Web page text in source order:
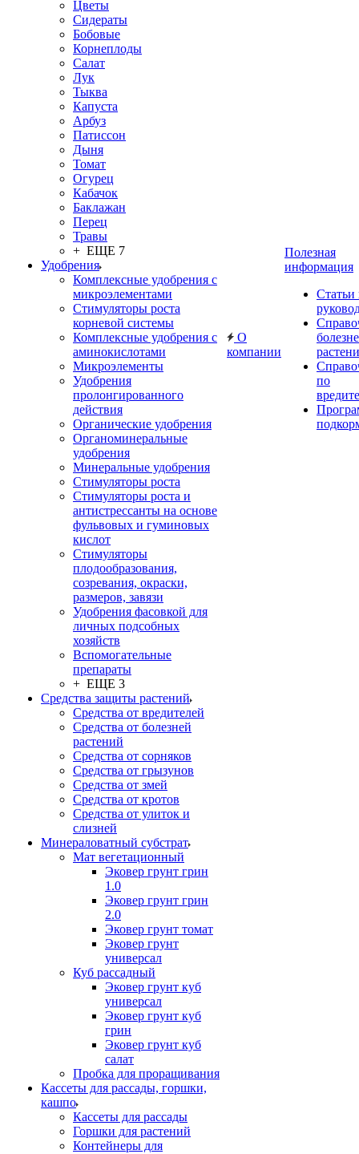
Цветы
Сидераты
Бобовые
Корнеплоды
Салат
Лук
Тыква
Капуста
Арбуз
Патиссон
Дыня
Томат
Огурец
Кабачок
Баклажан
Перец
Травы
+ ЕЩЕ 7
Удобрения
Комплексные удобрения с
микроэлементами
Стимуляторы роста
корневой системы
Комплексные удобрения с
аминокислотами
Микроэлементы
Удобрения
пролонгированного
действия
Органические удобрения
Органоминеральные
удобрения
Минеральные удобрения
Стимуляторы роста
Стимуляторы роста и
антистрессанты на основе
фульвовых и гуминовых
кислот
Стимуляторы
плодообразования,
созревания, окраски,
размеров, завязи
Удобрения фасовкой для
личных подсобных
хозяйств
Вспомогательные
препараты
+ ЕЩЕ 3
Средства защиты растений
Средства от вредителей
Средства от болезней
растений
Средства от сорняков
Средства от грызунов
Средства от змей
Средства от кротов
Средства от улиток и
слизней
Минераловатный субстрат
Мат вегетационный
Эковер грунт грин
1.0
Эковер грунт грин
2.0
Эковер грунт томат
Эковер грунт
универсал
Куб рассадный
Эковер грунт куб
универсал
Эковер грунт куб
грин
Эковер грунт куб
салат
Пробка для проращивания
Кассеты для рассады, горшки,
кашпо
Кассеты для рассады
Горшки для растений
Контейнеры для
О
компании
Полезная
информация
Статьи
по